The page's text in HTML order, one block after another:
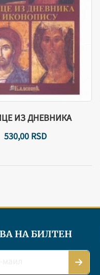
ИЗ ДНЕВНИКА
530,00 RSD
НА БИЛТЕН